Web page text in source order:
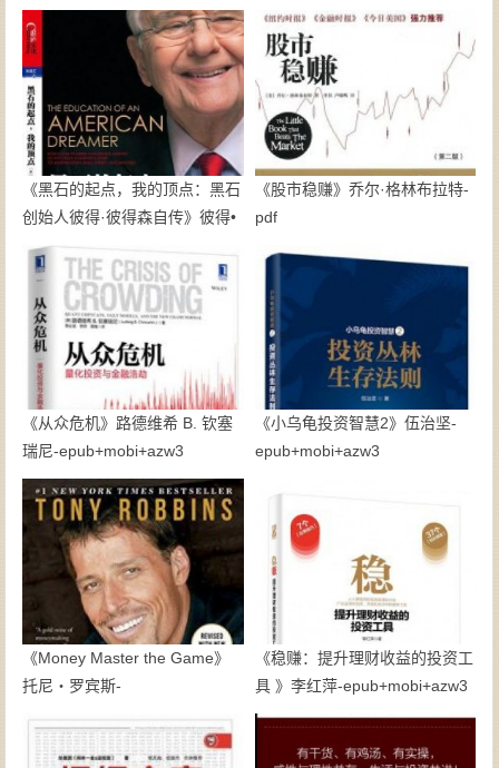
《黑石的起点，我的顶点：黑石
创始人彼得·彼得森自传》彼得•
彼得森-epub+mobi+pdf
《股市稳赚》乔尔·格林布拉特-
pdf
《从众危机》路德维希 B. 钦塞
瑞尼-epub+mobi+azw3
《小乌龟投资智慧2》伍治坚-
epub+mobi+azw3
《Money Master the Game》
托尼・罗宾斯-
《稳赚：提升理财收益的投资工
具 》李红萍-epub+mobi+azw3